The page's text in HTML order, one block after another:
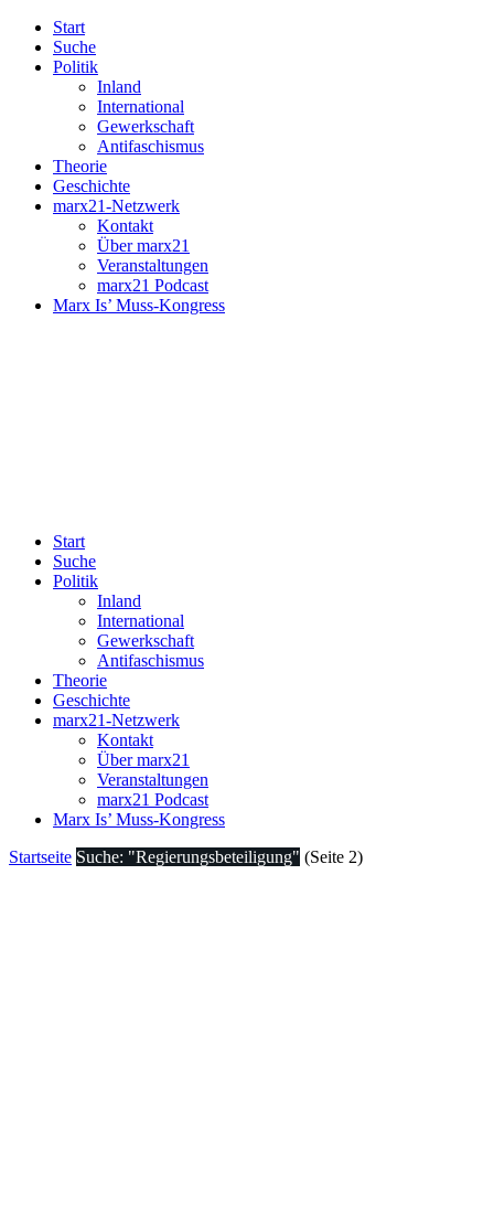
Start
Suche
Politik
Inland
International
Gewerkschaft
Antifaschismus
Theorie
Geschichte
marx21-Netzwerk
Kontakt
Über marx21
Veranstaltungen
marx21 Podcast
Marx Is’ Muss-Kongress
Start
Suche
Politik
Inland
International
Gewerkschaft
Antifaschismus
Theorie
Geschichte
marx21-Netzwerk
Kontakt
Über marx21
Veranstaltungen
marx21 Podcast
Marx Is’ Muss-Kongress
Startseite Suche: "Regierungsbeteiligung" (Seite 2)